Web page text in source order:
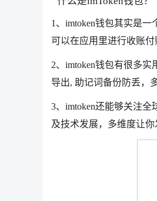
1、imtoken钱包其实是
可以在应用里进行收账付
2、imtoken钱包有很多
导出, 助记词备份防丢，
3、imtoken还能够关注
及技术发展，多维度让你